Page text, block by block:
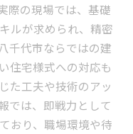
際の現場では、基礎
ルが求められ、精密
千代市ならではの建
住宅様式への対応も
た工夫や技術のアッ
では、即戦力として
おり、職場環境や待